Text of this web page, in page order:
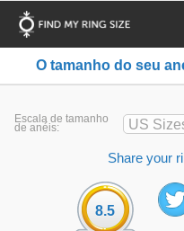
O tamanho do seu
Escala de tamanho
de anéis: US
Share your
8.5